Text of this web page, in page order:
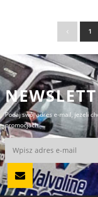
1
Podaj swój adres e-mail, jeżeli
promocjach.